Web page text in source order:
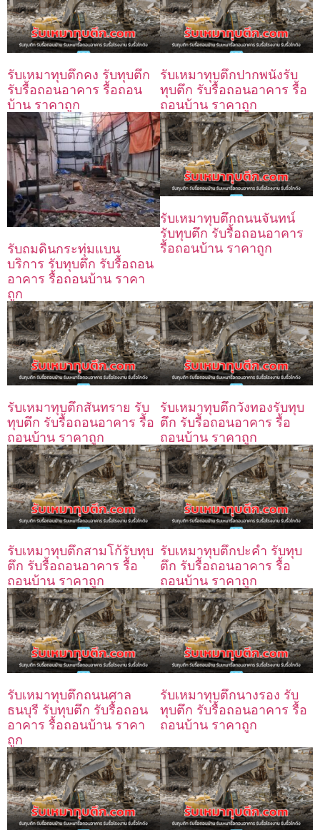
รับเหมาทุบตึกคง รับทุบตึก
รับรื้อถอนอาคาร รื้อถอน
บ้าน ราคาถูก
รับเหมาทุบตึกปากพนังรับ
ทุบตึก รับรื้อถอนอาคาร รื้อ
ถอนบ้าน ราคาถูก
รับถมดินกระทุ่มแบน
บริการ รับทุบตึก รับรื้อถอน
อาคาร รื้อถอนบ้าน ราคา
ถูก
รับเหมาทุบตึกถนนจันทน์
รับทุบตึก รับรื้อถอนอาคาร
รื้อถอนบ้าน ราคาถูก
รับเหมาทุบตึกสันทราย รับ
ทุบตึก รับรื้อถอนอาคาร รื้อ
ถอนบ้าน ราคาถูก
รับเหมาทุบตึกวังทองรับทุบ
ตึก รับรื้อถอนอาคาร รื้อ
ถอนบ้าน ราคาถูก
รับเหมาทุบตึกสามโก้รับทุบ
ตึก รับรื้อถอนอาคาร รื้อ
ถอนบ้าน ราคาถูก
รับเหมาทุบตึกปะคำ รับทุบ
ตึก รับรื้อถอนอาคาร รื้อ
ถอนบ้าน ราคาถูก
รับเหมาทุบตึกถนนศาล
ธนบุรี รับทุบตึก รับรื้อถอน
อาคาร รื้อถอนบ้าน ราคา
ถูก
รับเหมาทุบตึกนางรอง รับ
ทุบตึก รับรื้อถอนอาคาร รื้อ
ถอนบ้าน ราคาถูก